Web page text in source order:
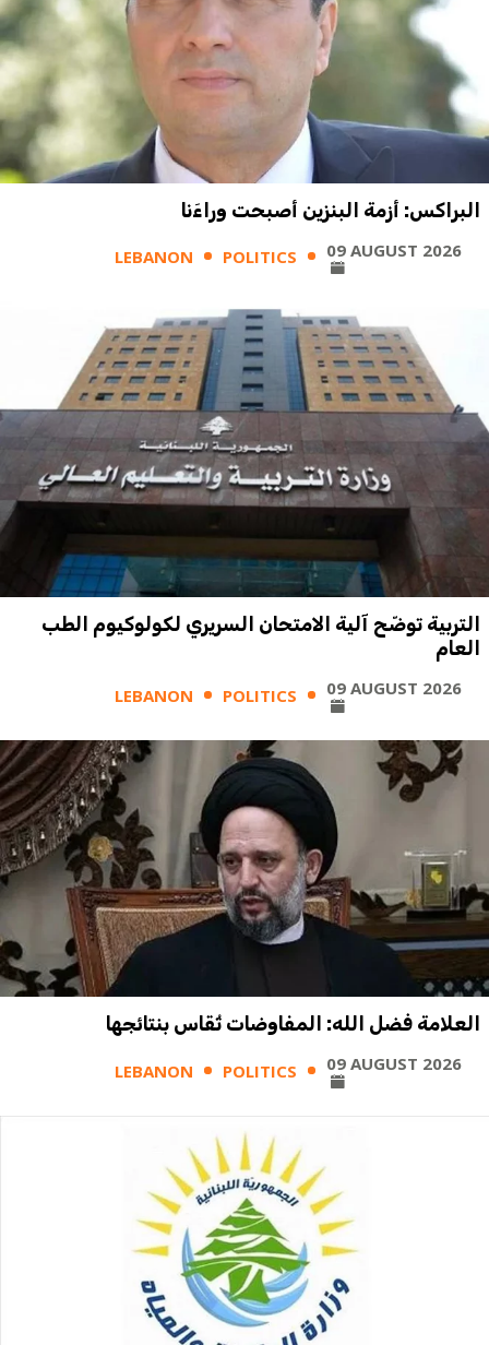
البراكس: أزمة البنزين أصبحت وراءَنا
LEBANON POLITICS 09 AUGUST 2026
التربية توضّح آلية الامتحان السريري لكولوكيوم الطب
العام
LEBANON POLITICS 09 AUGUST 2026
العلامة فضل الله: المفاوضات تُقاس بنتائجها
LEBANON POLITICS 09 AUGUST 2026